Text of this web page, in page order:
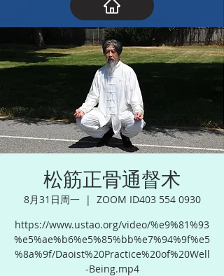
松筋正骨通督术
8月31日周一
  |
ZOOM ID403 554 0930
https://www.ustao.org/video/%e9%81%93
%e5%ae%b6%e5%85%bb%e7%94%9f%e5
%8a%9f/Daoist%20Practice%20of%20Well
-Being.mp4